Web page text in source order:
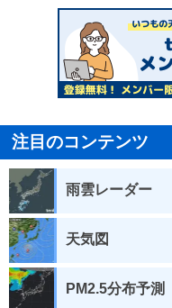
注目のコンテンツ
雨雲レーダー
天気図
PM2.5分布予測